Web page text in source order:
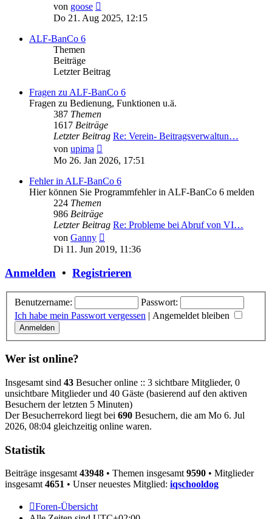
von goose
Beitrag
Do 21. Aug 2025, 12:15
ALF-BanCo 6
Themen
Beiträge
Letzter Beitrag
Fragen zu ALF-BanCo 6
Fragen zu Bedienung, Funktionen u.ä.
387 Themen
1617 Beiträge
Letzter Beitrag Re: Verein- Beitragsverwaltun…
von upima
Beitrag
Mo 26. Jan 2026, 17:51
Fehler in ALF-BanCo 6
Hier können Sie Programmfehler in ALF-BanCo 6 melden
224 Themen
986 Beiträge
Letzter Beitrag Re: Probleme bei Abruf von VI…
von Ganny
Beitrag
Di 11. Jun 2019, 11:36
Anmelden • Registrieren
Benutzername:
Passwort:
Ich habe mein Passwort vergessen | Angemeldet bleiben
Wer ist online?
Insgesamt sind 43 Besucher online :: 3 sichtbare Mitglieder, 0
unsichtbare Mitglieder und 40 Gäste (basierend auf den aktiven
Besuchern der letzten 5 Minuten)
Der Besucherrekord liegt bei 690 Besuchern, die am Mo 6. Jul
2026, 08:04 gleichzeitig online waren.
Statistik
Beiträge insgesamt 43948 • Themen insgesamt 9590 • Mitglieder
insgesamt 4651 • Unser neuestes Mitglied: iqschooldog
Foren-Übersicht